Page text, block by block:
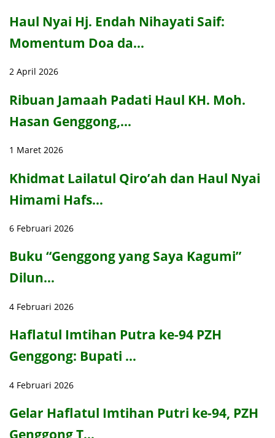
Haul Nyai Hj. Endah Nihayati Saif:
Momentum Doa da…
2 April 2026
Ribuan Jamaah Padati Haul KH. Moh.
Hasan Genggong,…
1 Maret 2026
Khidmat Lailatul Qiro’ah dan Haul Nyai
Himami Hafs…
6 Februari 2026
Buku “Genggong yang Saya Kagumi”
Dilun…
4 Februari 2026
Haflatul Imtihan Putra ke-94 PZH
Genggong: Bupati …
4 Februari 2026
Gelar Haflatul Imtihan Putri ke-94, PZH
Genggong T…